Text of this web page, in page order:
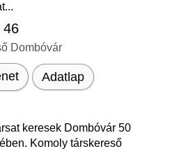
46
Dombóvár
Adatlap
keresek Dombóvár 50
Komoly társkereső